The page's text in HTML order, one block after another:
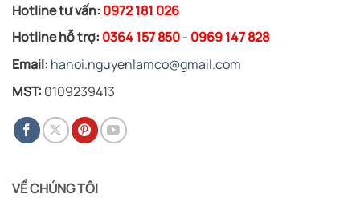
Hotline tư vấn: 0972 181 026
Hotline hỗ trợ: 0364 157 850- 0969 147 828
Email: hanoi.nguyenlamco@gmail.com
MST: 0109239413
VỀ CHÚNG TÔI